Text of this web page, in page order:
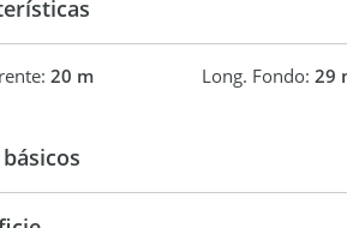
20 m Long. Fondo: 29